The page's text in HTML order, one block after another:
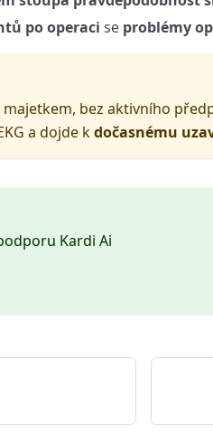
po operaci se problémy
bez aktivního
a dojde kdočasnému
Kardi Ai